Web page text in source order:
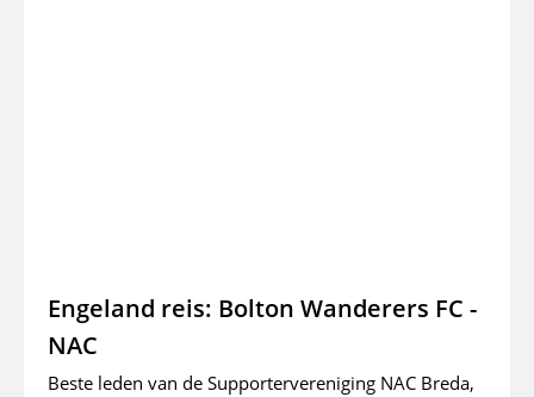
Engeland reis: Bolton Wanderers FC -
NAC
Beste leden van de Supportervereniging NAC Breda,